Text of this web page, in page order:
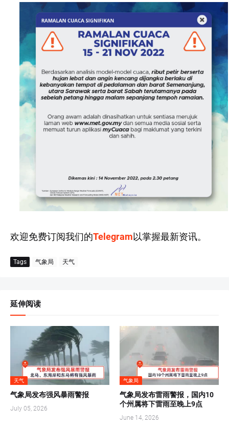
欢迎免费订阅我们的Telegram以掌握最新资讯。
Tags 气象局 天气
延伸阅读
天气
气象局发布强风暴雨警报
July 05, 2026
气象局
气象局发布雷雨警报，国内10
个州属将下雷雨至晚上9点
June 14, 2026